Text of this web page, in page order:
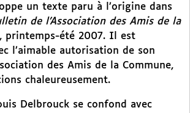
un texte paru à l’origine dans
de l’Association des Amis de la
printemps-été 2007. Il est
l’aimable autorisation de son
des Amis de la Commune,
chaleureusement.
Delbrouck se confond avec